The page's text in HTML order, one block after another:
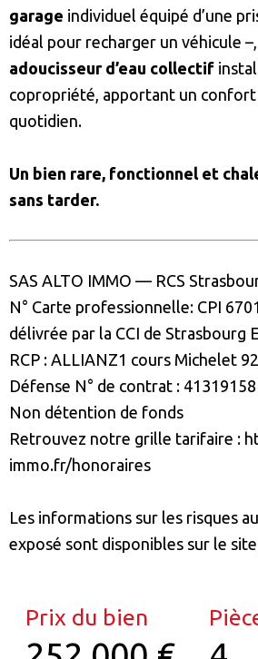
garage individuel équipé d’une
idéal pour recharger un véhicule –,
adoucisseur d’eau collectif
copropriété, apportant un confort
quotidien.
Un bien rare, fonctionnel et
sans tarder.
SAS ALTO IMMO — RCS
N° Carte professionnelle: CPI
délivrée par la CCI de Strasbourg
RCP : ALLIANZ1 cours Michelet
Défense N° de contrat : 41319158
Non détention de fonds
Retrouvez notre grille tarifaire :
immo.fr/honoraires
Les informations sur les risques
exposé sont disponibles sur le site
Prix du bien